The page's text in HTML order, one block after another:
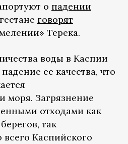
о падении
говорят
Терека.
воды в Каспии
ее качества, что
моря. Загрязнение
отходами как
так
Каспийского